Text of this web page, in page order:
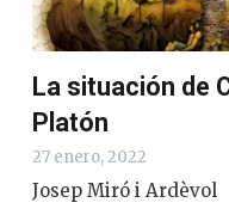
La situación de
Platón
27 enero, 2022
Josep Miró i Ardèvol